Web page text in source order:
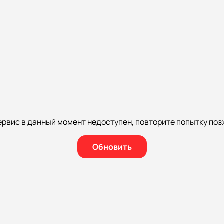
в данный момент недоступен, повторите попытку
Обновить